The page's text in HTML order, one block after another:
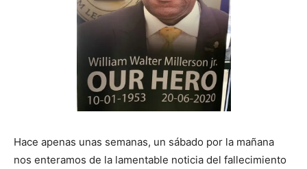
Hace apenas unas semanas, un sábado por la mañana
nos enteramos de la lamentable noticia del fallecimiento